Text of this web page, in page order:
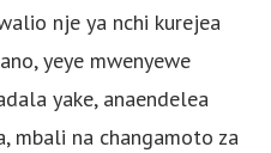
nje ya nchi kurejea
yeye mwenyewe
yake, anaendelea
mbali na changamoto za